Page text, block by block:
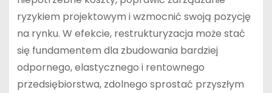
ryzykiem projektowym i wzmocnić swoją pozycję
na rynku. W efekcie, restrukturyzacja może stać
się fundamentem dla zbudowania bardziej
odpornego, elastycznego i rentownego
przedsiębiorstwa, zdolnego sprostać przyszłym